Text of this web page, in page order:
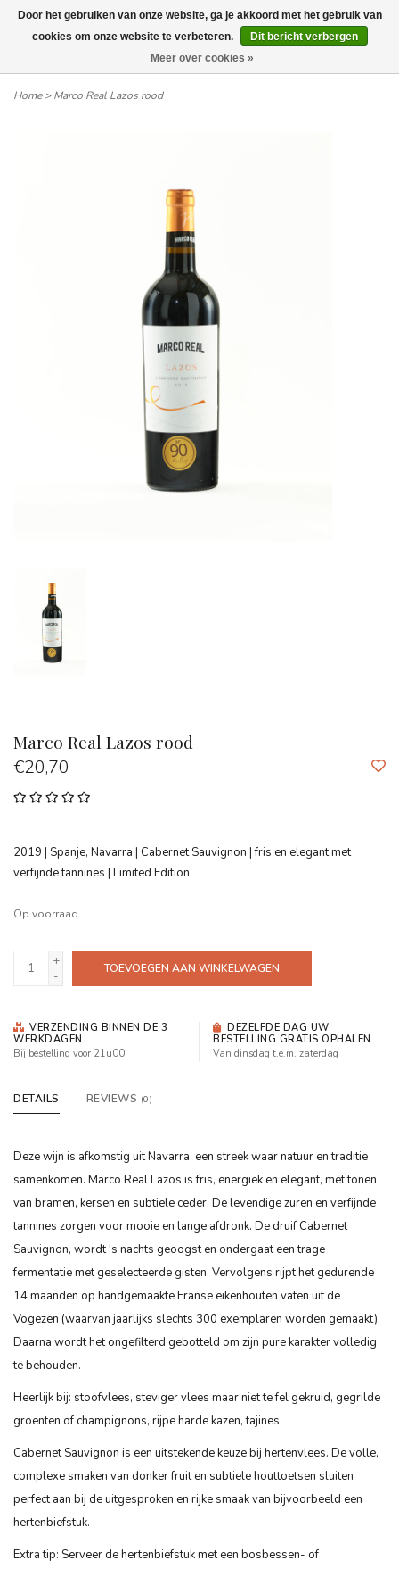
Wij leveren tot aan uw deur. Afhalen is mogelijk.
Home>Marco Real Lazos rood
Marco Real Lazos rood
€20,70
2019 | Spanje, Navarra | Cabernet Sauvignon | fris en elegant met
verfijnde tannines | Limited Edition
Op voorraad
+
-
TOEVOEGEN AAN WINKELWAGEN
VERZENDING BINNEN DE 3
WERKDAGEN
Bij bestelling voor 21u00
DEZELFDE DAG UW
BESTELLING GRATIS OPHALEN
Van dinsdag t.e.m. zaterdag
DETAILS REVIEWS (0)
Deze wijn is afkomstig uit Navarra, een streek waar natuur en traditie
samenkomen. Marco Real Lazos is fris, energiek en elegant, met tonen
van bramen, kersen en subtiele ceder. De levendige zuren en verfijnde
tannines zorgen voor mooie en lange afdronk. De druif Cabernet
Sauvignon, wordt 's nachts geoogst en ondergaat een trage
fermentatie met geselecteerde gisten. Vervolgens rijpt het gedurende
14 maanden op handgemaakte Franse eikenhouten vaten uit de
Vogezen (waarvan jaarlijks slechts 300 exemplaren worden gemaakt).
Daarna wordt het ongefilterd gebotteld om zijn pure karakter volledig
te behouden.
Heerlijk bij: stoofvlees, steviger vlees maar niet te fel gekruid, gegrilde
groenten of champignons, rijpe harde kazen, tajines.
Cabernet Sauvignon is een uitstekende keuze bij hertenvlees. De volle,
complexe smaken van donker fruit en subtiele houttoetsen sluiten
perfect aan bij de uitgesproken en rijke smaak van bijvoorbeeld een
hertenbiefstuk.
Extra tip: Serveer de hertenbiefstuk met een bosbessen- of
Door het gebruiken van onze website, ga je akkoord met het gebruik van
cookies om onze website te verbeteren.
Dit bericht verbergen
Meer over cookies »